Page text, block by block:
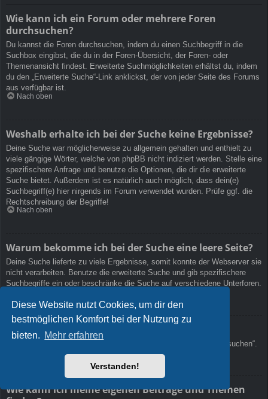
Diese Website nutzt Cookies, um dir den
bestmöglichen Komfort bei der Nutzung zu
bieten. Mehr erfahren
Verstanden!
Wie kann ich ein Forum oder mehrere Foren
durchsuchen?
Du kannst die Foren durchsuchen, indem du einen Suchbegriff in die
Suchbox eingibst, die du in der Foren-Übersicht, der Foren- oder
Themenansicht findest. Erweiterte Suchmöglichkeiten erhältst du, indem
du den „Erweiterte Suche“-Link anklickst, der von jeder Seite des Forums
aus verfügbar ist.
Nach oben
Weshalb erhalte ich bei der Suche keine Ergebnisse?
Deine Suche war möglicherweise zu allgemein gehalten und enthielt zu
viele gängige Wörter, welche von phpBB nicht indiziert werden. Stelle eine
spezifischere Anfrage und benutze die Optionen, die dir die erweiterte
Suche bietet. Außerdem ist es natürlich auch möglich, dass dein(e)
Suchbegriff(e) hier nirgends im Forum verwendet wurden. Prüfe ggf. die
Rechtschreibung der Begriffe!
Nach oben
Warum bekomme ich bei der Suche eine leere Seite?
Deine Suche lieferte zu viele Ergebnisse, somit konnte der Webserver sie
nicht verarbeiten. Benutze die erweiterte Suche und gib spezifischere
Suchbegriffe ein oder beschränke die Suche auf verschiedene Unterforen.
Wie kann ich nach Mitgliedern suchen?
Gehe zur „Mitglieder“-Seite und klicke auf „Nach einem Mitglied suchen“.
Wie kann ich meine eigenen Beiträge und Themen